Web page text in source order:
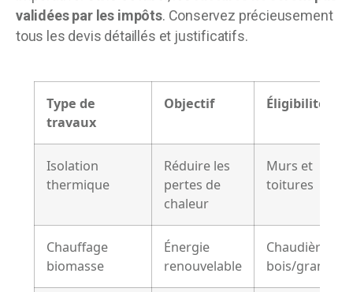
validées par les impôts. Conservez précieusement
tous les devis détaillés et justificatifs.
Type de
travaux
Objectif Éligibilité
Isolation
thermique
Réduire les
pertes de
chaleur
Murs et
toitures
Chauffage
biomasse
Énergie
renouvelable
Chaudière
bois/granulés